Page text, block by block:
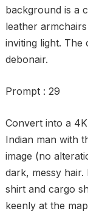
background is a
leather
inviting light. The
debonair.
Prompt : 29
Convert into a
Indian man with
image (no
dark, messy
shirt and cargo
keenly at the